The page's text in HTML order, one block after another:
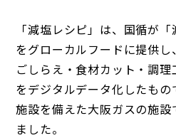
「減塩レシピ」は、国循が
をグローカルフードに提供
ごしらえ・食材カット・調
をデジタルデータ化したも
施設を備えた大阪ガスの施
ました。